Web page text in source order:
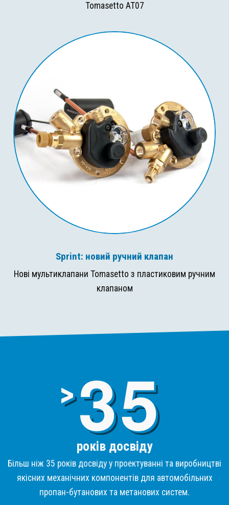
Tomasetto AT07
Sprint: новий ручний клапан
Нові мультиклапани Tomasetto з пластиковим ручним
клапаном
>3
років досвіду
Більш ніж 35 років досвіду у проектуванні та виробництві
якісних механічних компонентів для автомобільних
пропан-бутанових та метанових систем.